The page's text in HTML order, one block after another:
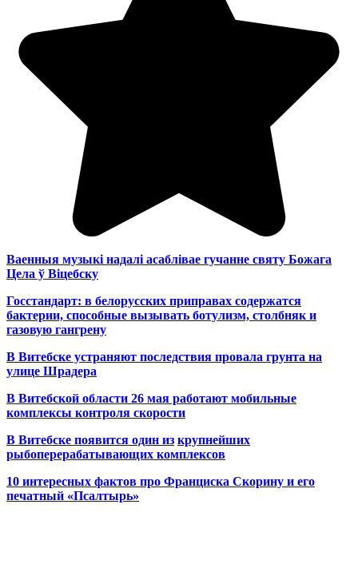
Ваенныя музыкі надалі асаблівае гучанне святу Божага
Цела ў Віцебску
Госстандарт: в белорусских приправах содержатся
бактерии, способные вызывать ботулизм, столбняк и
газовую гангрену
В Витебске устраняют последствия провала грунта на
улице Шрадера
В Витебской области 26 мая работают мобильные
комплексы контроля скорости
В Витебске появится один из крупнейших
рыбоперерабатывающих комплексов
10 интересных фактов про Франциска Скорину и его
печатный «Псалтырь»